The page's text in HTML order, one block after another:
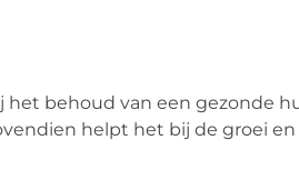
behoud van een gezonde
helpt het bij de groei